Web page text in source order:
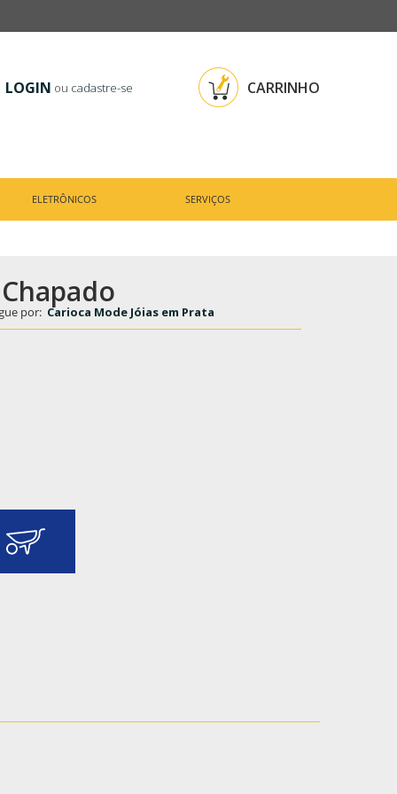
LOGIN ou cadastre-se CARRINHO
ELETRÔNICOS SERVIÇOS
por: Carioca Mode Jóias em Prata